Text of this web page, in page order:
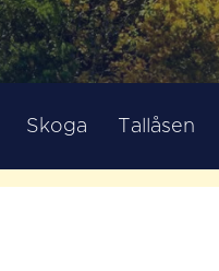
Skoga Tallåsen